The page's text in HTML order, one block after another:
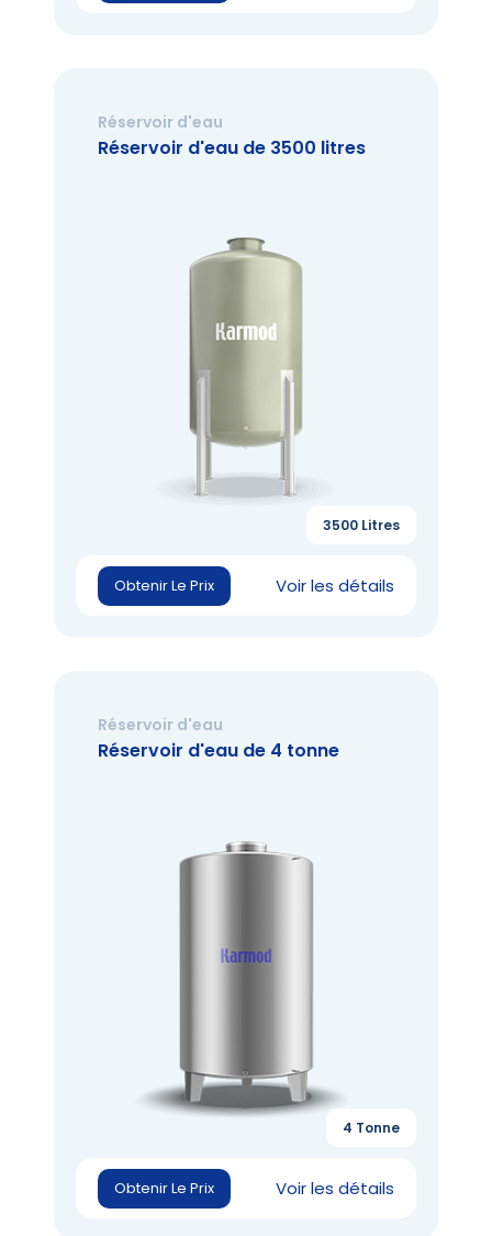
Réservoir d'eau
Réservoir d'eau de 3500 litres
Obtenir Le Prix Voir les détails
3500 Litres
Réservoir d'eau
Réservoir d'eau de 4 tonne
Obtenir Le Prix Voir les détails
4 Tonne